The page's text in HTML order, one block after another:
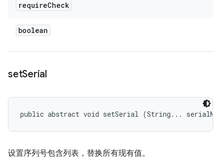
requireCheck
boolean
setSerial
public abstract void setSerial (String...
设置序列号包含列表，替换所有现有值。